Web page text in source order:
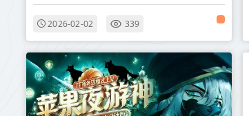
2026-02-02 339